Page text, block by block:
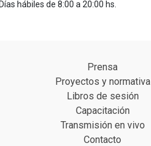
hábiles de 8:00 a 20:00 hs.
Prensa
Proyectos y normativa
Libros de sesión
Capacitación
Transmisión en vivo
Contacto